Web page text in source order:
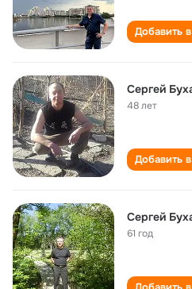
Добавить
Сергей
48 лет
Добавить
Сергей
61 год